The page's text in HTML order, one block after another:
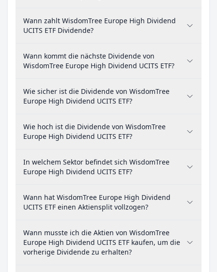
Wann zahlt WisdomTree Europe High Dividend
UCITS ETF Dividende?
Wann kommt die nächste Dividende von
WisdomTree Europe High Dividend UCITS ETF?
Wie sicher ist die Dividende von WisdomTree
Europe High Dividend UCITS ETF?
Wie hoch ist die Dividende von WisdomTree
Europe High Dividend UCITS ETF?
In welchem Sektor befindet sich WisdomTree
Europe High Dividend UCITS ETF?
Wann hat WisdomTree Europe High Dividend
UCITS ETF einen Aktiensplit vollzogen?
Wann musste ich die Aktien von WisdomTree
Europe High Dividend UCITS ETF kaufen, um die
vorherige Dividende zu erhalten?